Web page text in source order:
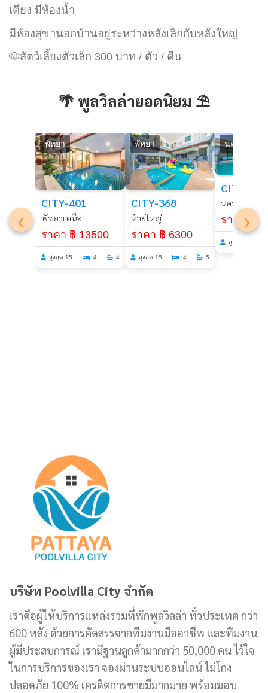
เตียง มีห้องน้ำ
มีห้องสุขานอกบ้านอยู่ระหว่างหลังเลิกกับหลังใหญ่
🐶สัตว์เลี้ยงตัวเล็ก 300 บาท / ตัว / คืน
🌴 พูลวิลล่ายอดนิยม ⛱️
‹ ›
พัทยา
CITY-401
พัทยาเหนือ
ราคา ฿ 13500
สูงสุด 15 4 4
พัทยา
CITY-368
ห้วยใหญ่
ราคา ฿ 6300
สูงสุด 15 4 5
นครนายก
CITY-321
นครนายก
ราคา ฿
สูงสุด 15
บริษัท Poolvilla City จำกัด
เราคือผู้ให้บริการแหล่งรวมที่พักพูลวิลล่า ทั่วประเทศ กว่า
600 หลัง ด้วยการคัดสรรจากทีมงานมืออาชีพ และทีมงาน
ผู้มีประสบการณ์ เรามีฐานลูกค้ามากกว่า 50,000 คน ไว้ใจ
ในการบริการของเรา จองผ่านระบบออนไลน์ ไม่โกง
ปลอดภัย 100% เครดิตการขายมีมากมาย พร้อมมอบ